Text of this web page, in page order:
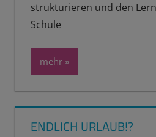
strukturieren und den
Schule
mehr
ENDLICH URLAUB!?